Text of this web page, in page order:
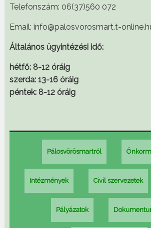
Telefonszám: 06(37)560 072
Email: info@palosvorosmart.t-
Általános ügyintézési idő:
hétfő: 8-12 óráig
szerda: 13-16 óráig
péntek: 8-12 óráig
Pálosvörösmartról
Intézmények Civil szervezetek
Pályázatok